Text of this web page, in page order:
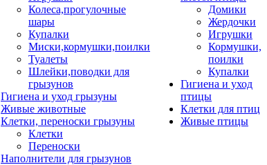
Колеса,прогулочные
шары
Купалки
Миски,кормушки,поилки
Туалеты
Шлейки,поводки для
грызунов
Гигиена и уход грызуны
Живые животные
Клетки, переноски грызуны
Клетки
Переноски
Наполнители для грызунов
Домики
Жердочки
Игрушки
Кормушки,
поилки
Купалки
Гигиена и уход
птицы
Клетки для птиц
Живые птицы